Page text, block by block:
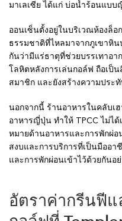
มาเลเซีย ได้แก่ บ่อน้ำร้อนแบบ
ออนเซ็นตั้งอยู่ในบริเวณห้องล็
ธรรมชาติที่ไหลมาจากภูเขาหิ
กันว่ามีแร่ธาตุที่ช่วยบรรเทาอา
โลหิตหลังการเล่นกอล์ฟ ถือเป็
สมาชิก และยังสร้างความประ
นอกจากนี้ ร้านอาหารในคลับเ
อาหารญี่ปุ่น ทำให้ TPCC ไม่ไ
หมายด้านอาหารและการพักผ่อ
สงบและการบริการที่เป็นมืออ
และการพักผ่อนเข้าไว้ด้วยกันอ
อัตราค่ากรีนฟีแ